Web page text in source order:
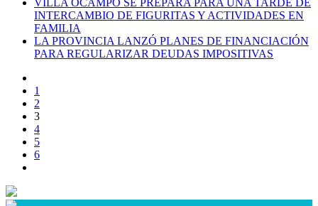
VILLA OCAMPO SE PREPARA PARA UNA TARDE DE
INTERCAMBIO DE FIGURITAS Y ACTIVIDADES EN
FAMILIA
LA PROVINCIA LANZÓ PLANES DE FINANCIACIÓN
PARA REGULARIZAR DEUDAS IMPOSITIVAS
1
2
3
4
5
6